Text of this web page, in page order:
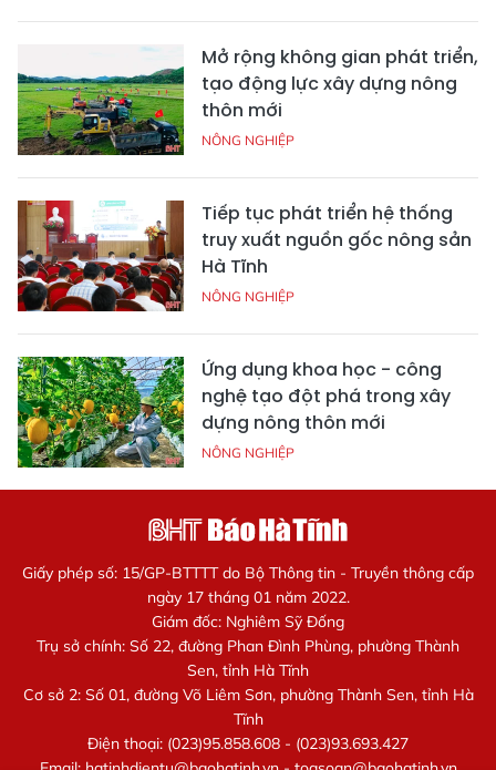
Mở rộng không gian phát triển,
tạo động lực xây dựng nông
thôn mới
NÔNG NGHIỆP
Tiếp tục phát triển hệ thống
truy xuất nguồn gốc nông sản
Hà Tĩnh
NÔNG NGHIỆP
Ứng dụng khoa học - công
nghệ tạo đột phá trong xây
dựng nông thôn mới
NÔNG NGHIỆP
Giấy phép số: 15/GP-BTTTT do Bộ Thông tin - Truyền thông cấp
ngày 17 tháng 01 năm 2022.
Giám đốc: Nghiêm Sỹ Đống
Trụ sở chính: Số 22, đường Phan Đình Phùng, phường Thành
Sen, tỉnh Hà Tĩnh
Cơ sở 2: Số 01, đường Võ Liêm Sơn, phường Thành Sen, tỉnh Hà
Tĩnh
Điện thoại: (023)95.858.608 - (023)93.693.427